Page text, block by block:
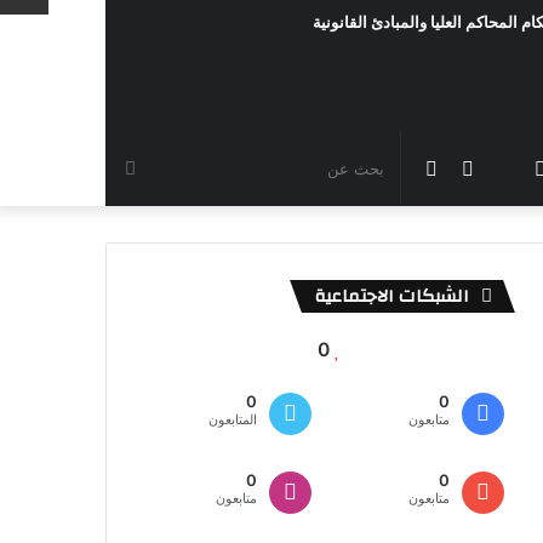
المحاكم العليا والمبادئ القانونية
عن
الوضع
المظلم
مقال
عشوائي
سناب
شات
الشبكات الاجتماعية
0
0
متابعون
0
المتابعون
0
متابعون
0
متابعون